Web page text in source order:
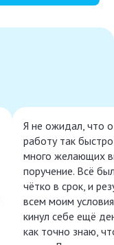
Я не ожидал, что
работу так
много желающих
поручение. Всё
чётко в срок, и
всем моим
кинул себе ещё
как точно знаю,